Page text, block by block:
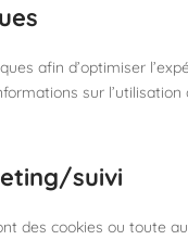
afin d’optimiser
sur
suivi
des cookies ou toute